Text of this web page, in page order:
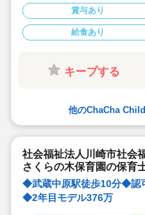
◇研修や、福利厚
ございますので
方にもぴったりで
◇転居の補助、実
◇園児の明るい
◇「オトナな保
◇子供たち一人一
◇保育園が子ども
ありたいと思っ
併設した園もでき
賞与あり
給食あり
キープする
他のChaCha
社会福祉法人川崎市社会
さくらの木保育園の保育
◆武蔵中原駅徒歩10分◆認
◆2年目モデル376万